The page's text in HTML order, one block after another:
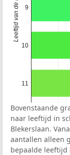
9
10
11
Bovenstaande
naar leeftijd in
Blekerslaan.
aantallen alleen
bepaalde leeftijd